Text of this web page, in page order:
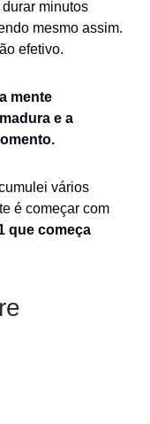
minutos
mesmo assim.
efetivo.
mente
e a
vários
é começar com
que começa